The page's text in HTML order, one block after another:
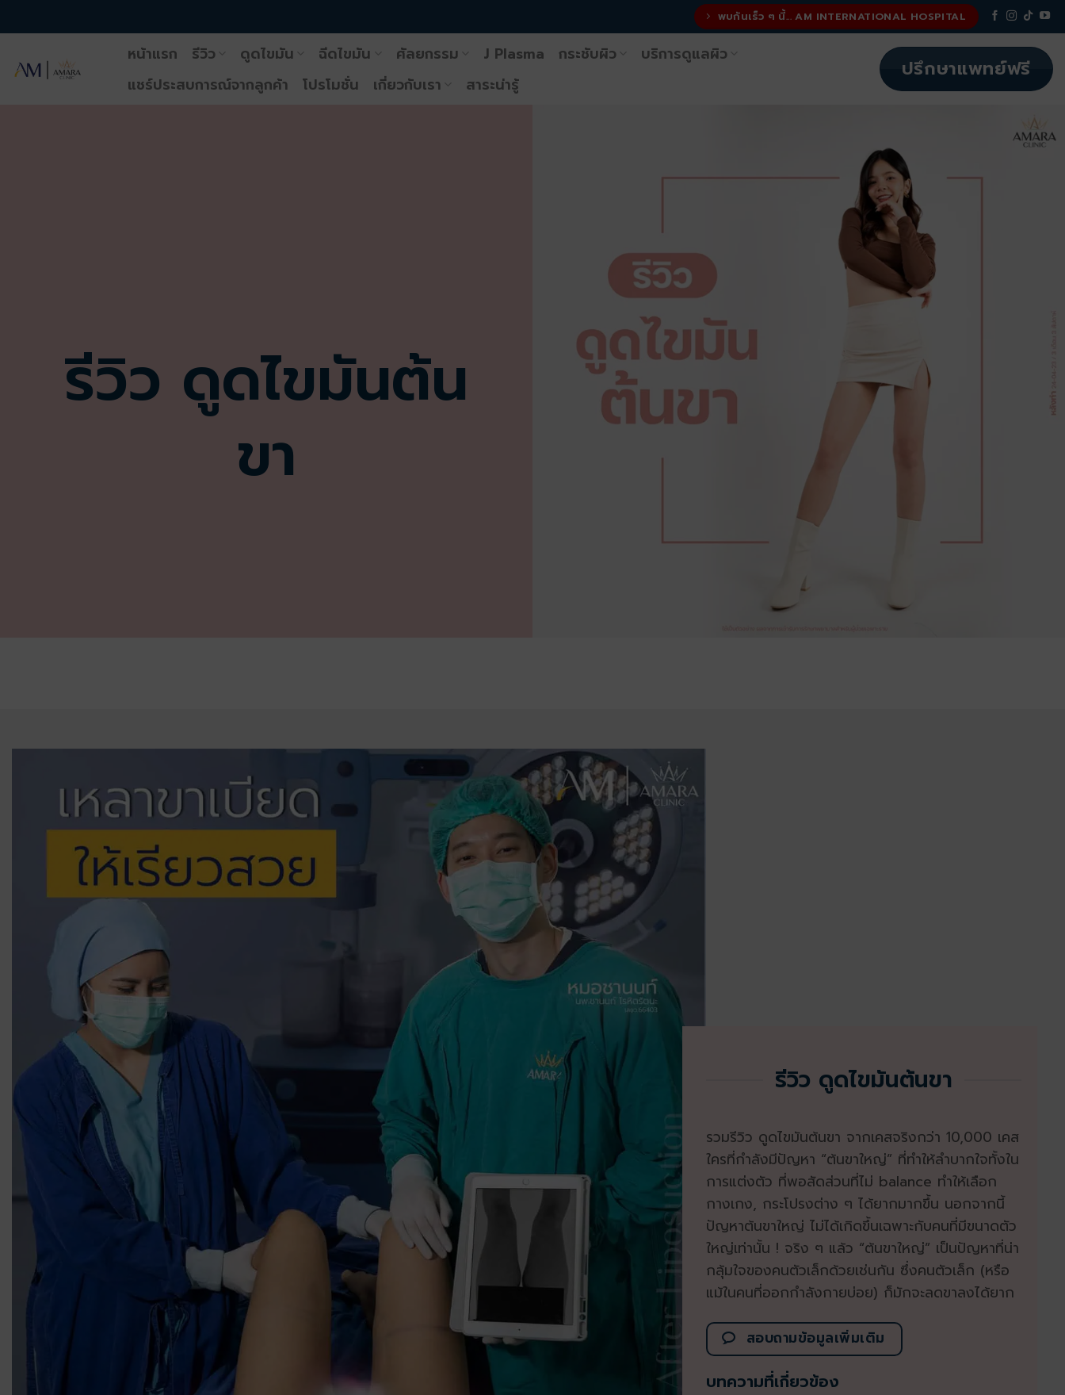
ไป
เนื้อหา
พบกันเร็ว ๆ นี้... AM INTERNATIONAL HOSPITAL
หน้าแรก รีวิว ดูดไขมัน ฉีดไขมัน ศัลยกรรม J Plasma กระชับผิว
บริการดูแลผิว
แชร์ประสบการณ์จากลูกค้า
โปรโมชั่น เกี่ยวกับเรา สาระน่ารู้
ปรึกษาแพทย์ฟรี
รีวิว ดูดไขมันต้น
ขา
รีวิว ดูดไขมันต้นขา
รวมรีวิว ดูดไขมันต้นขา จากเคสจริงกว่า 10,000 เคส
ใครที่กำลังมีปัญหา “ต้นขาใหญ่” ที่ทำให้ลำบากใจทั้งใน
การแต่งตัว ที่พอสัดส่วนที่ไม่ balance ทำให้เลือก
กางเกง, กระโปรงต่าง ๆ ได้ยากมากขึ้น นอกจากนี้
ปัญหาต้นขาใหญ่ ไม่ได้เกิดขึ้นเฉพาะกับคนที่มีขนาดตัว
ใหญ่เท่านั้น ! จริง ๆ แล้ว “ต้นขาใหญ่” เป็นปัญหาที่น่า
กลุ้มใจของคนตัวเล็กด้วยเช่นกัน ซึ่งคนตัวเล็ก (หรือ
แม้ในคนที่ออกกำลังกายบ่อย) ก็มักจะลดขาลงได้ยาก
สอบถามข้อมูลเพิ่มเติม
บทความที่เกี่ยวข้อง